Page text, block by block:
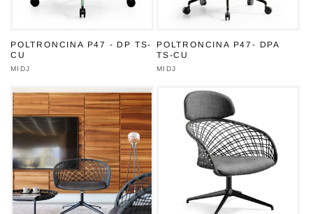
POLTRONCINA P47 - DP TS-
CU
Produttore:
MIDJ
POLTRONCINA P47- DPA
TS-CU
Produttore:
MIDJ